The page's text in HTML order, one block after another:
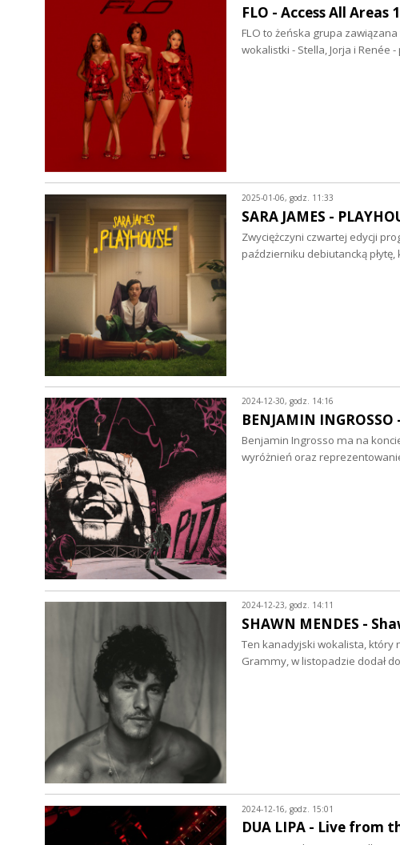
FLO - Access All Areas
FLO to żeńska grupa
wokalistki - Stella, Jorja i Renée
2025-01-06, godz. 11:33
SARA JAMES -
Zwyciężczyni czwartej edycji
październiku debiutancką
2024-12-30, godz. 14:16
BENJAMIN
Benjamin Ingrosso ma na
wyróżnień oraz
2024-12-23, godz. 14:11
SHAWN MENDES -
Ten kanadyjski wokalista, który
Grammy, w listopadzie dodał
2024-12-16, godz. 15:01
DUA LIPA - Live from